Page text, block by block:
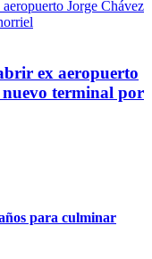
ex aeropuerto
nuevo terminal por
para culminar